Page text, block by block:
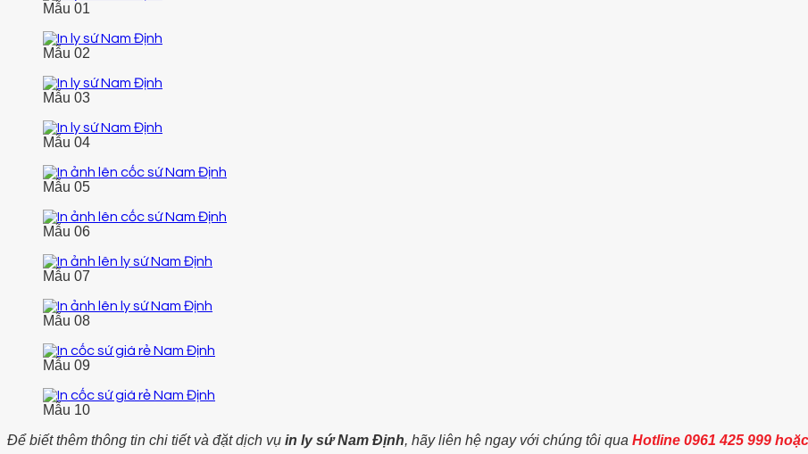
Mẫu 01
Mẫu 02
Mẫu 03
Mẫu 04
Mẫu 05
Mẫu 06
Mẫu 07
Mẫu 08
Mẫu 09
Mẫu 10
Để biết thêm thông tin chi tiết và đặt dịch vụ in ly sứ Nam Định, hãy liên hệ ngay với chúng tôi qua Hotline 0961 425 999